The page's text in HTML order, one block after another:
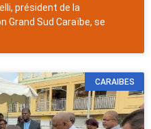
président de la
Grand Sud Caraïbe, se
CARAIBES